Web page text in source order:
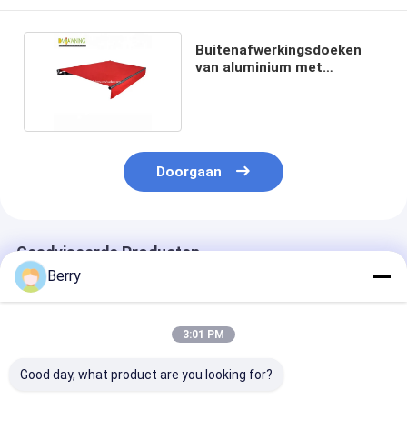
Buitenafwerkingsdoeken
van aluminium met
Doorgaan
Geadviseerde Producten
Berry
3:01 PM
Good day, what product are you looking for?